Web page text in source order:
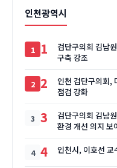
인천광역시
1
검단구의회 김남
구축 강조
2
인천 검단구의회,
점검 강화
3
검단구의회 김남
환경 개선 의지 보
4 인천시, 이호선